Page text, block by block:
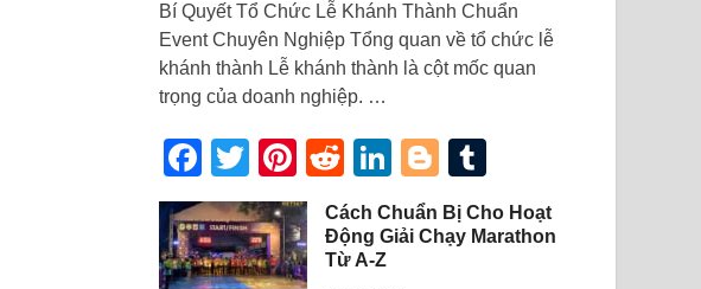
Bí Quyết Tổ Chức Lễ Khánh Thành Chuẩn
Event Chuyên Nghiệp Tổng quan về tổ chức lễ
khánh thành Lễ khánh thành là cột mốc quan
trọng của doanh nghiệp. …
Facebook
Twitter
Pinterest
RedditLinkedIn
Blogger
Cách Chuẩn Bị Cho Hoạt
Động Giải Chạy Marathon
Từ A-Z